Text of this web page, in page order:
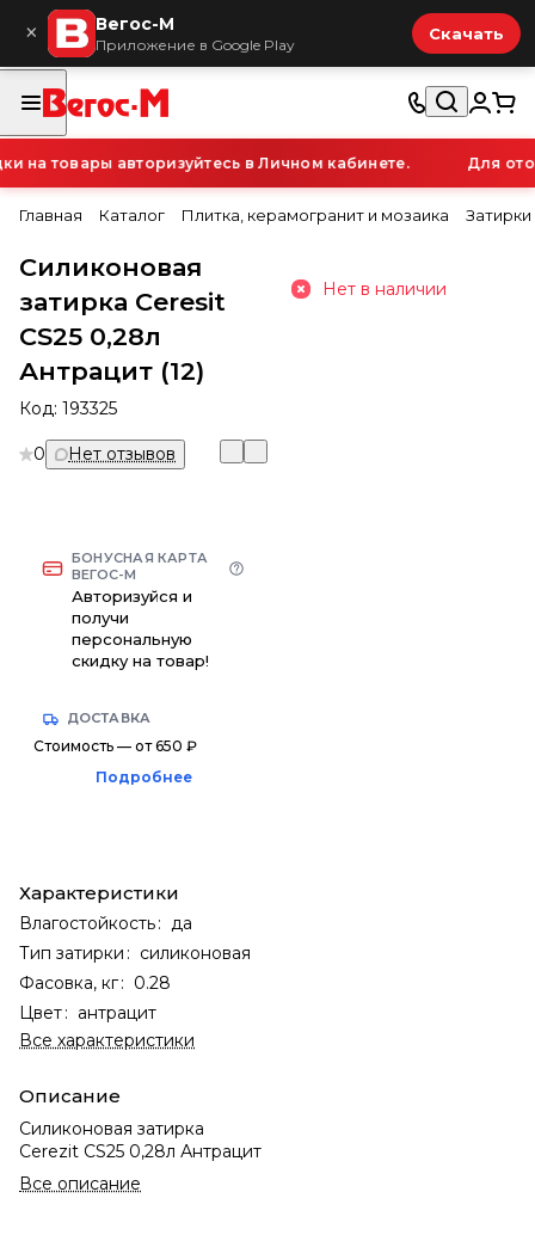
× Вегос-М
Приложение в Google Play
Скачать
товары авторизуйтесь в Личном кабинете. Для
Главная Каталог Плитка, керамогранит и мозаика
Силиконовая
затирка Ceresit
CS25 0,28л
Антрацит (12)
Код: 193325
0 Нет отзывов
БОНУСНАЯ КАРТА
ВЕГОС-М
Авторизуйся и
получи
персональную
скидку на товар!
ДОСТАВКА
Стоимость — от 650 ₽
Подробнее
Характеристики
Влагостойкость: да
Тип затирки : силиконовая
Фасовка, кг: 0.28
Цвет: антрацит
Все характеристики
Описание
Силиконовая затирка
Cerezit CS25 0,28л Антрацит
Все описание
Нет в наличии